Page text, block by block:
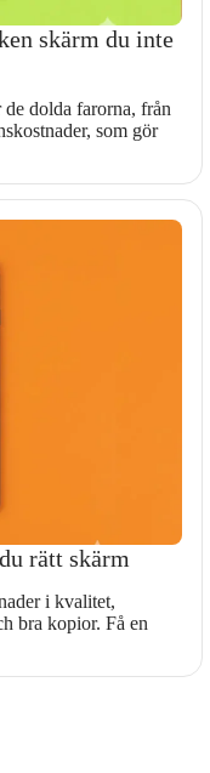
skärm du inte
dolda farorna, från
som gör
rätt skärm
i kvalitet,
bra kopior. Få en